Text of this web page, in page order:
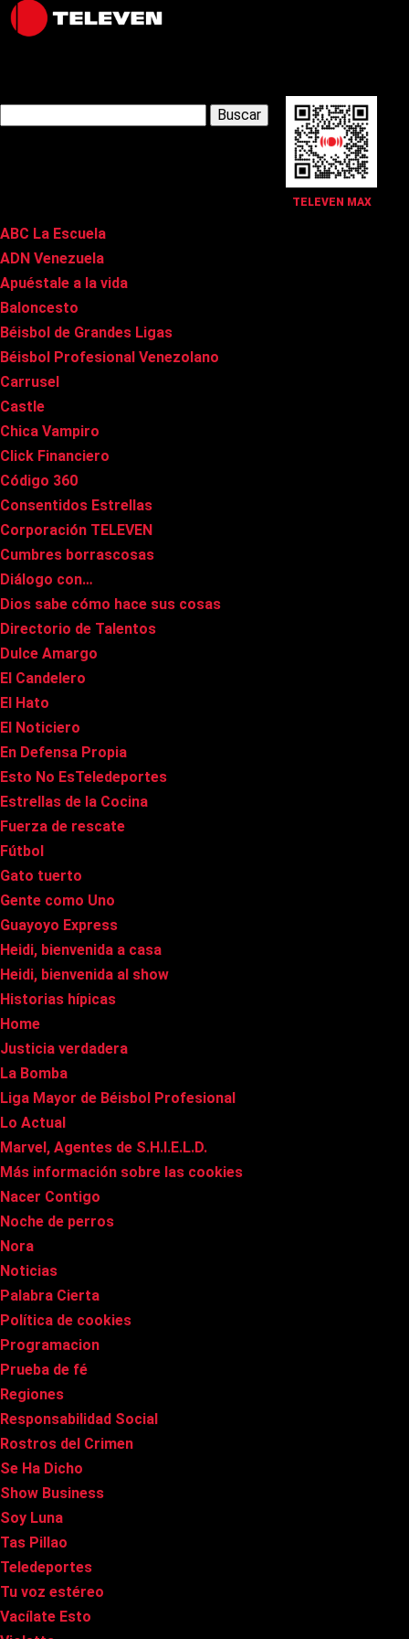
TELEVEN MAX
Latest Posts
ABC La Escuela
ADN Venezuela
Apuéstale a la vida
Baloncesto
Béisbol de Grandes Ligas
Béisbol Profesional Venezolano
Carrusel
Castle
Chica Vampiro
Click Financiero
Código 360
Consentidos Estrellas
Corporación TELEVEN
Cumbres borrascosas
Diálogo con…
Dios sabe cómo hace sus cosas
Directorio de Talentos
Dulce Amargo
El Candelero
El Hato
El Noticiero
En Defensa Propia
Esto No EsTeledeportes
Estrellas de la Cocina
Fuerza de rescate
Fútbol
Gato tuerto
Gente como Uno
Guayoyo Express
Heidi, bienvenida a casa
Heidi, bienvenida al show
Historias hípicas
Home
Justicia verdadera
La Bomba
Liga Mayor de Béisbol Profesional
Lo Actual
Marvel, Agentes de S.H.I.E.L.D.
Más información sobre las cookies
Nacer Contigo
Noche de perros
Nora
Noticias
Palabra Cierta
Política de cookies
Programacion
Prueba de fé
Regiones
Responsabilidad Social
Rostros del Crimen
Se Ha Dicho
Show Business
Soy Luna
Tas Pillao
Teledeportes
Tu voz estéreo
Vacílate Esto